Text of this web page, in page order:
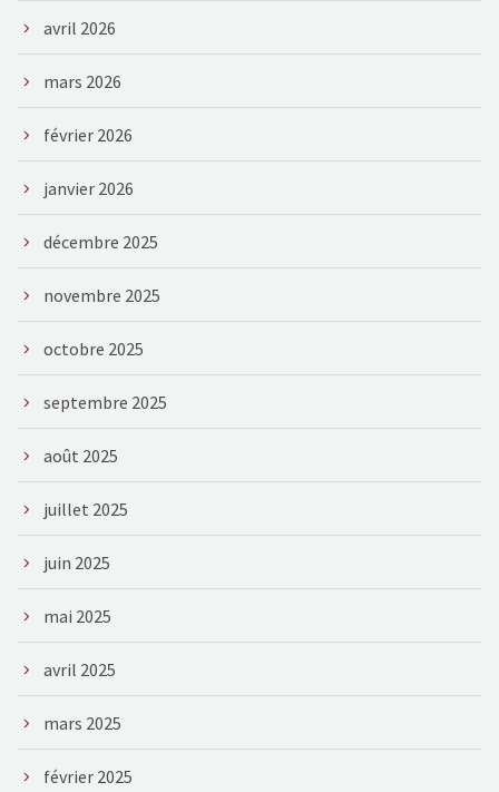
avril 2026
mars 2026
février 2026
janvier 2026
décembre 2025
novembre 2025
octobre 2025
septembre 2025
août 2025
juillet 2025
juin 2025
mai 2025
avril 2025
mars 2025
février 2025